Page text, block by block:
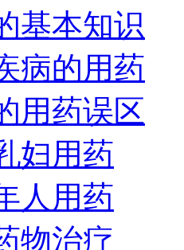
本知识
的用药
药误区
妇用药
人用药
物治疗